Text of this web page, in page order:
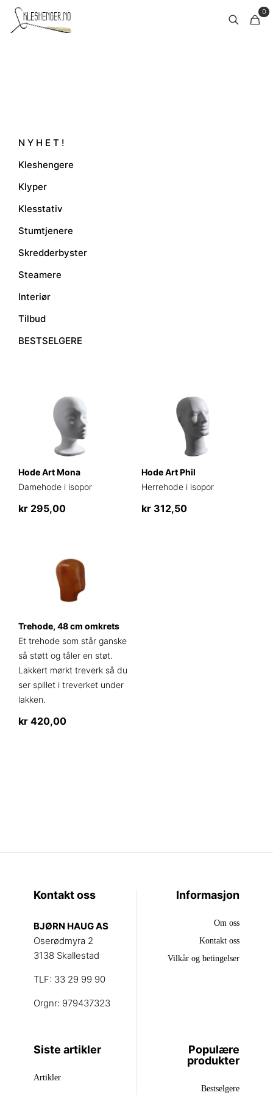
0
N Y H E T !
Kleshengere
Klyper
Klesstativ
Stumtjenere
Skredderbyster
Steamere
Interiør
Tilbud
BESTSELGERE
Hode Art Mona
Damehode i isopor
kr 295,00
Hode Art Phil
Herrehode i isopor
kr312,50
Trehode, 48 cm omkrets
Et trehode som står ganske
så støtt og tåler en støt.
Lakkert mørkt treverk så du
ser spillet i treverket under
lakken.
kr 420,00
Kontakt oss
BJØRN HAUG AS
Oserødmyra 2
3138 Skallestad
TLF: 33 29 99 90
Orgnr: 979437323
Informasjon
Om oss
Kontakt oss
Vilkår og betingelser
Siste artikler
Artikler
Populære
produkter
Bestselgere